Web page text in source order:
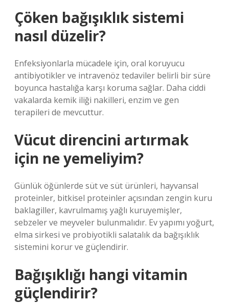
Çöken bağışıklık sistemi
nasıl düzelir?
Enfeksiyonlarla mücadele için, oral koruyucu
antibiyotikler ve intravenöz tedaviler belirli bir süre
boyunca hastalığa karşı koruma sağlar. Daha ciddi
vakalarda kemik iliği nakilleri, enzim ve gen
terapileri de mevcuttur.
Vücut direncini artırmak
için ne yemeliyim?
Günlük öğünlerde süt ve süt ürünleri, hayvansal
proteinler, bitkisel proteinler açısından zengin kuru
baklagiller, kavrulmamış yağlı kuruyemişler,
sebzeler ve meyveler bulunmalıdır. Ev yapımı yoğurt,
elma sirkesi ve probiyotikli salatalık da bağışıklık
sistemini korur ve güçlendirir.
Bağışıklığı hangi vitamin
güçlendirir?